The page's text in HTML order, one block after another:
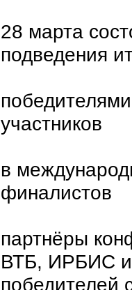
28 марта
подведения
участников
в
финалистов
партнёры
ВТБ, ИРБИС и
победителей